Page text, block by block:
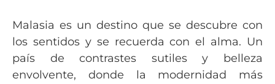
Malasia es un destino que se descubre con
los sentidos y se recuerda con el alma. Un
país de contrastes sutiles y belleza
envolvente, donde la modernidad más